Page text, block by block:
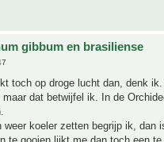
gibbum en brasiliense
toch op droge lucht dan, denk
dat betwijfel ik. In de
koeler zetten begrijp ik, dan